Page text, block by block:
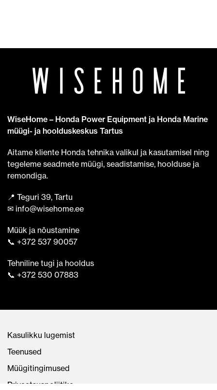
WiseHome – Honda Power Equipment ja Honda Marine
müügi- ja hoolduskeskus Tartus
Aitame kliente Honda tehnika valikul ja kasutamisel ning
tegeleme seadmete müügi, seadistamise, hoolduse ja
remondiga.
📍 Teguri 39, Tartu
✉ info@wisehome.ee
Müük ja nõustamine
📞 +372 537 90057
Tehniline tugi ja hooldus
📞 +372 530 07883
Kasulikku lugemist
Teenused
Müügitingimused
Privaatsuspoliitika